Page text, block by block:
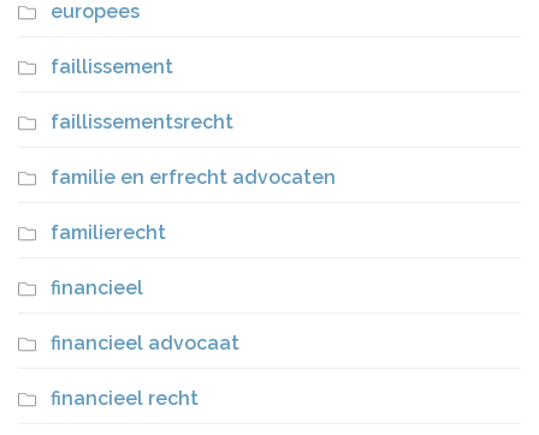
europees
faillissement
faillissementsrecht
familie en erfrecht advocaten
familierecht
financieel
financieel advocaat
financieel recht